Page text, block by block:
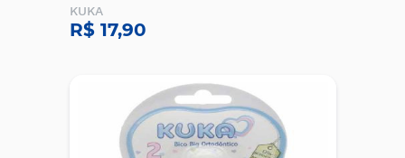
KUKA
R$ 17,90